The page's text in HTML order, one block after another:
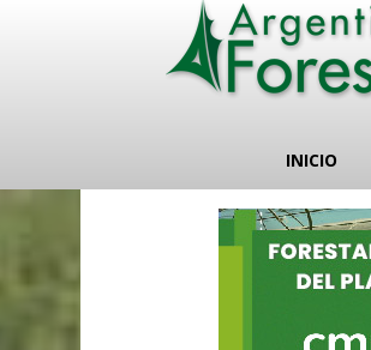
INICIO